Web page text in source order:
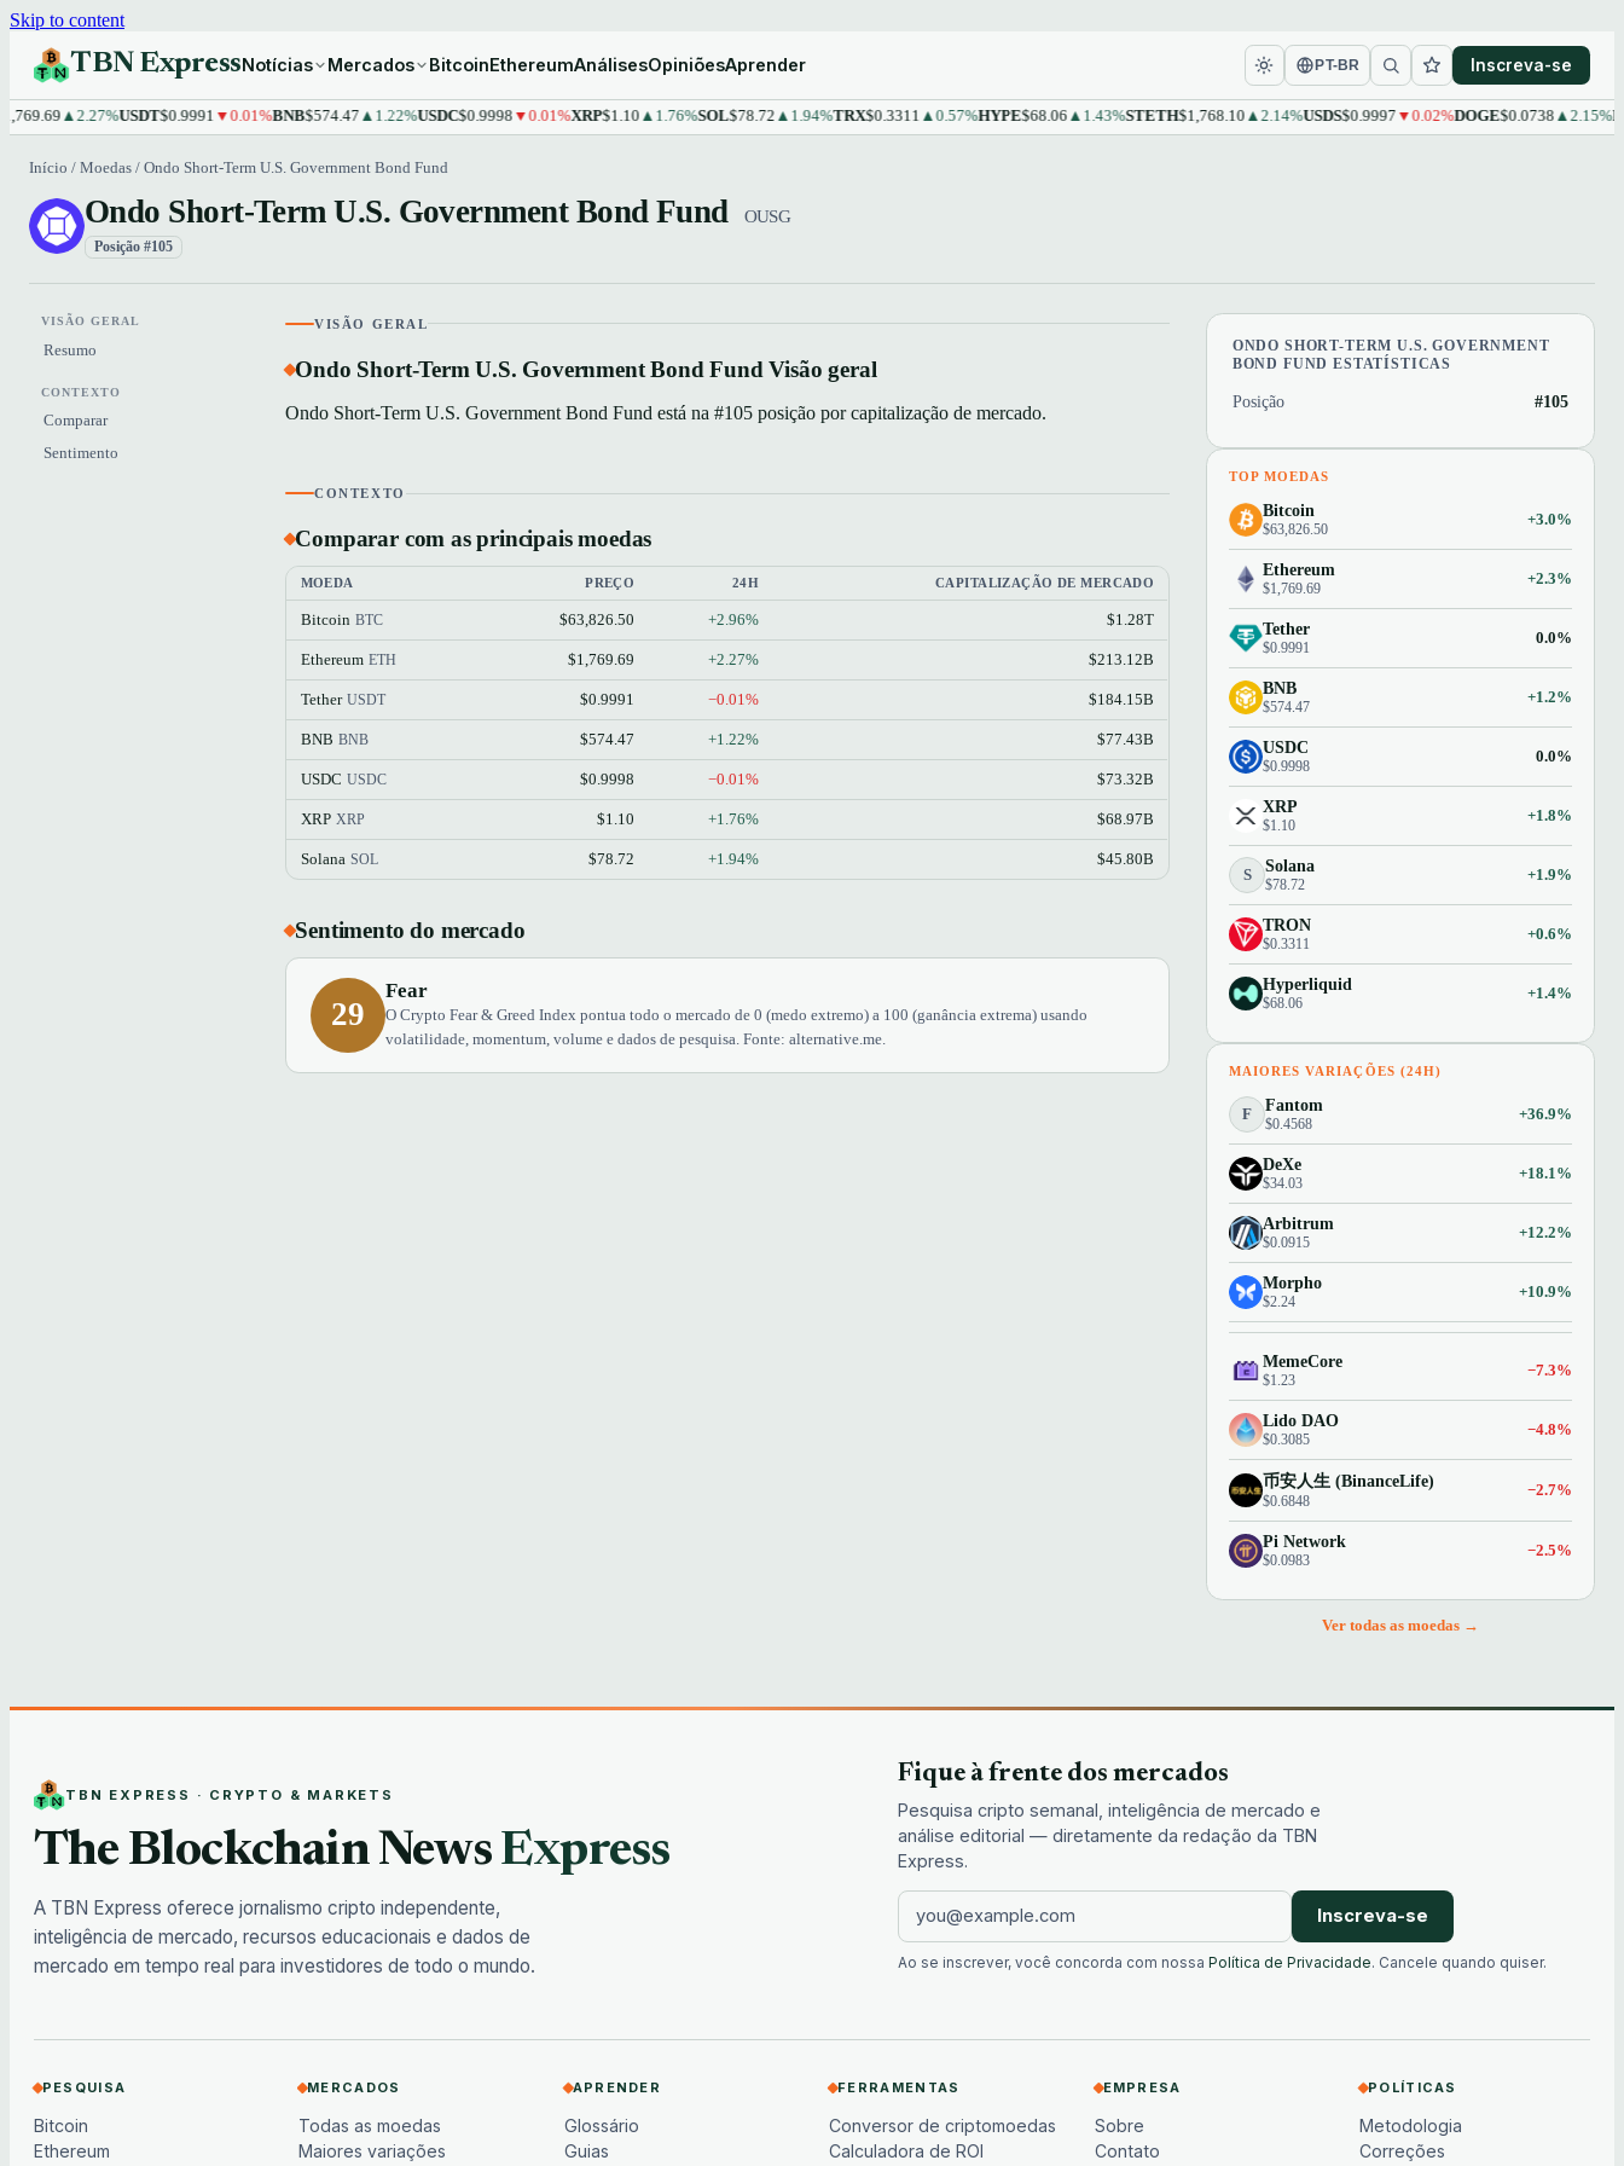
Skip to content
TBN ExpressNotícias Mercados BitcoinEthereumAnálisesOpiniõesAprender PT-BR Inscreva-se
▲2.27%USDT$0.9991▼0.01%BNB$574.47▲1.22%USDC$0.9998▼0.01%XRP$1.10▲1.76%SOL$78.72▲1.94%TRX$0.3311▲0.57%HYPE$68.06▲1.43%STETH$1,768.10▲2.14%USDS$0.9997▼0.02%DOGE$0.0738▲2.15%LEO
Início / Moedas / Ondo Short-Term U.S. Government Bond Fund
Ondo Short-Term U.S. Government Bond Fund OUSG
Posição #105
VISÃO GERAL
Resumo
CONTEXTO
Comparar
Sentimento
VISÃO GERAL
Ondo Short-Term U.S. Government Bond Fund Visão geral
Ondo Short-Term U.S. Government Bond Fund está na #105 posição por capitalização de mercado.
CONTEXTO
Comparar com as principais moedas
MOEDA PREÇO 24H CAPITALIZAÇÃO DE MERCADO
Bitcoin BTC $63,826.50 +2.96% $1.28T
Ethereum ETH $1,769.69 +2.27% $213.12B
Tether USDT $0.9991 −0.01% $184.15B
BNB BNB $574.47 +1.22% $77.43B
USDC USDC $0.9998 −0.01% $73.32B
XRP XRP $1.10 +1.76% $68.97B
Solana SOL $78.72 +1.94% $45.80B
Sentimento do mercado
29
Fear
O Crypto Fear & Greed Index pontua todo o mercado de 0 (medo extremo) a 100 (ganância extrema) usando
volatilidade, momentum, volume e dados de pesquisa. Fonte: alternative.me.
ONDO SHORT-TERM U.S. GOVERNMENT
BOND FUND ESTATÍSTICAS
Posição #105
TOP MOEDAS
Bitcoin
$63,826.50
+3.0%
Ethereum
$1,769.69
+2.3%
Tether
$0.9991
0.0%
BNB
$574.47
+1.2%
USDC
$0.9998
0.0%
XRP
$1.10
+1.8%
S Solana
$78.72
+1.9%
TRON
$0.3311
+0.6%
Hyperliquid
$68.06
+1.4%
MAIORES VARIAÇÕES (24H)
F Fantom
$0.4568
+36.9%
DeXe
$34.03
+18.1%
Arbitrum
$0.0915
+12.2%
Morpho
$2.24
+10.9%
MemeCore
$1.23
−7.3%
Lido DAO
$0.3085
−4.8%
币安人生 (BinanceLife)
$0.6848
−2.7%
Pi Network
$0.0983
−2.5%
Ver todas as moedas →
TBN EXPRESS · CRYPTO & MARKETS
The Blockchain News Express
A TBN Express oferece jornalismo cripto independente,
inteligência de mercado, recursos educacionais e dados de
mercado em tempo real para investidores de todo o mundo.
Fique à frente dos mercados
Pesquisa cripto semanal, inteligência de mercado e
análise editorial — diretamente da redação da TBN
Express.
Inscreva-se
Ao se inscrever, você concorda com nossa Política de Privacidade. Cancele quando quiser.
PESQUISA
Bitcoin
Ethereum
MERCADOS
Todas as moedas
Maiores variações
APRENDER
Glossário
Guias
FERRAMENTAS
Conversor de criptomoedas
Calculadora de ROI
EMPRESA
Sobre
Contato
POLÍTICAS
Metodologia
Correções